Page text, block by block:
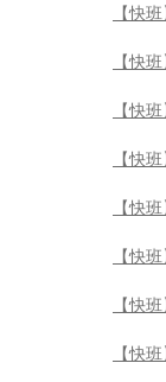
【快
【快
【快
【快
【快
【快
【快
【快